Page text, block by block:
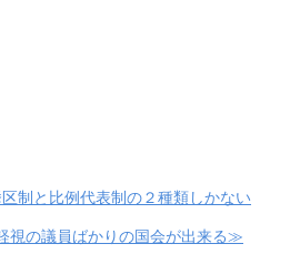
制と比例代表制の２種類しかない
視の議員ばかりの国会が出来る≫